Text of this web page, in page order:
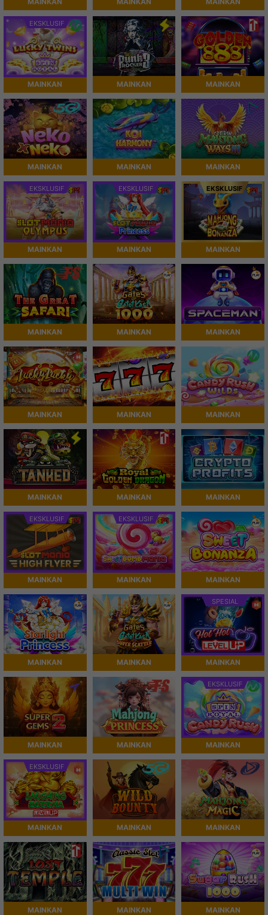
EKSKLUSIF
MAINKAN MAINKAN MAINKAN
MAINKAN MAINKAN MAINKAN
EKSKLUSIF
MAINKAN
EKSKLUSIF
MAINKAN
EKSKLUSIF
MAINKAN
MAINKAN MAINKAN MAINKAN
MAINKAN MAINKAN MAINKAN
MAINKAN MAINKAN MAINKAN
EKSKLUSIF
MAINKAN
EKSKLUSIF
MAINKAN MAINKAN
MAINKAN MAINKAN
SPESIAL
MAINKAN
MAINKAN MAINKAN
EKSKLUSIF
MAINKAN
EKSKLUSIF
MAINKAN MAINKAN MAINKAN
MAINKAN MAINKAN MAINKAN